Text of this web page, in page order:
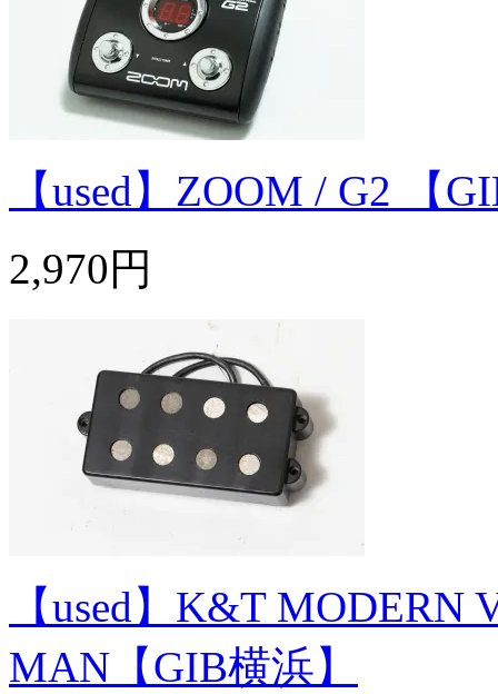
【used】ZOOM / G2 【
2,970円
【used】K&T
MAN【GIB横浜】